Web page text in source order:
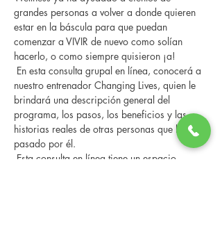
grandes personas a volver a donde quieren
estar en la báscula para que puedan
comenzar a VIVIR de nuevo como solían
hacerlo, o como siempre quisieron ¡a!
nuestro entrenador Changing Lives, quien le
brindará una descripción general del
programa, los pasos, los beneficios y las
historias reales de otras personas que han
pasado por él.